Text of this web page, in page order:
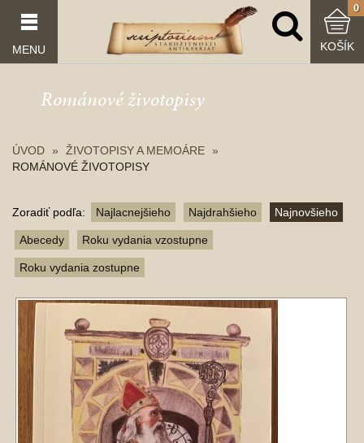
MENU
0
KOŠÍK
Románové životopisy
ÚVOD
ŽIVOTOPISY A MEMOÁRE
ROMÁNOVÉ ŽIVOTOPISY
Zoradiť podľa: Najlacnejšieho Najdrahšieho Najnovšieho
Abecedy Roku vydania vzostupne
Roku vydania zostupne